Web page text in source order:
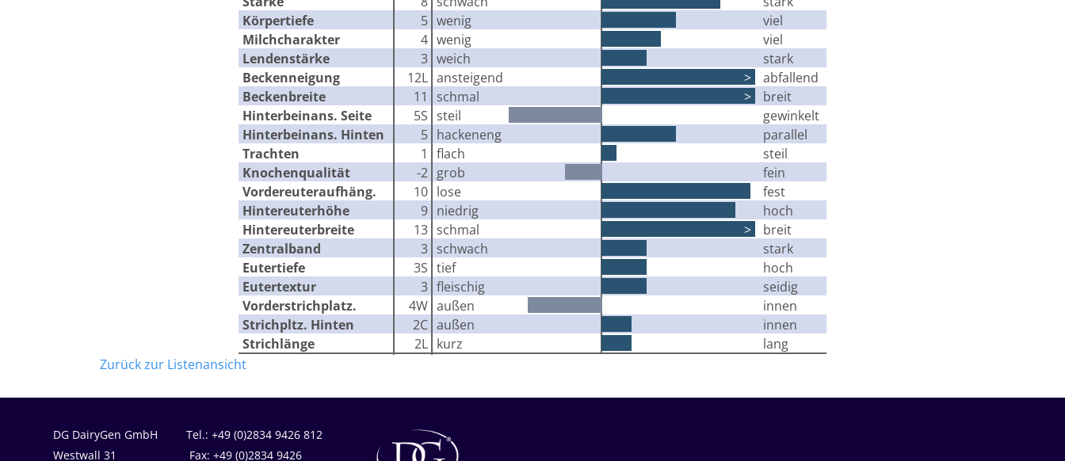
Körpertiefe
5 wenig
viel
Milchcharakter
4 wenig
viel
Lendenstärke
3 weich
stark
Beckenneigung
12L ansteigend >
abfallend
Beckenbreite
11 schmal >
breit
Hinterbeinans. Seite
5S steil
gewinkelt
Hinterbeinans. Hinten
5 hackeneng
parallel
Trachten
1 flach
steil
Knochenqualität
-2 grob
fein
Vordereuteraufhäng.
10 lose
fest
Hintereuterhöhe
9 niedrig
hoch
Hintereuterbreite
13 schmal >
breit
Zentralband
3 schwach
stark
Eutertiefe
3S tief
hoch
Eutertextur
3 fleischig
seidig
Vorderstrichplatz.
4W außen
innen
Strichpltz. Hinten
2C außen
innen
Strichlänge
2L kurz
lang
Zurück zur Listenansicht
DG DairyGen GmbH Tel.: +49 (0)2834 9426 812
Westwall 31 Fax: +49 (0)2834 9426